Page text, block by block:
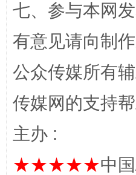
七、参与本网
有意见请向制
公众传媒所有
传媒网的支持
主办 :
★★★★★中